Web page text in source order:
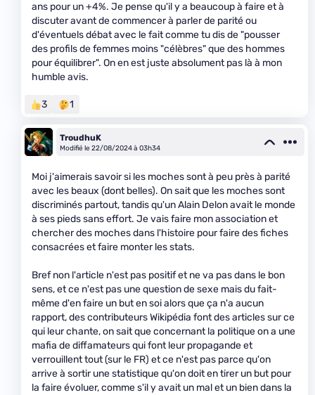
ans pour un +4%. Je pense qu'il y a beaucoup à faire et à
discuter avant de commencer à parler de parité ou
d'éventuels débat avec le fait comme tu dis de "pousser
des profils de femmes moins "célèbres" que des hommes
pour équilibrer". On en est juste absolument pas là à mon
humble avis.
3 1
TroudhuK
Modifié le 22/08/2024 à 03h34
Moi j'aimerais savoir si les moches sont à peu près à parité
avec les beaux (dont belles). On sait que les moches sont
discriminés partout, tandis qu'un Alain Delon avait le monde
à ses pieds sans effort. Je vais faire mon association et
chercher des moches dans l'histoire pour faire des fiches
consacrées et faire monter les stats.
Bref non l'article n'est pas positif et ne va pas dans le bon
sens, et ce n'est pas une question de sexe mais du fait-
même d'en faire un but en soi alors que ça n'a aucun
rapport, des contributeurs Wikipédia font des articles sur ce
qui leur chante, on sait que concernant la politique on a une
mafia de diffamateurs qui font leur propagande et
verrouillent tout (sur le FR) et ce n'est pas parce qu'on
arrive à sortir une statistique qu'on doit en tirer un but pour
la faire évoluer, comme s'il y avait un mal et un bien dans la